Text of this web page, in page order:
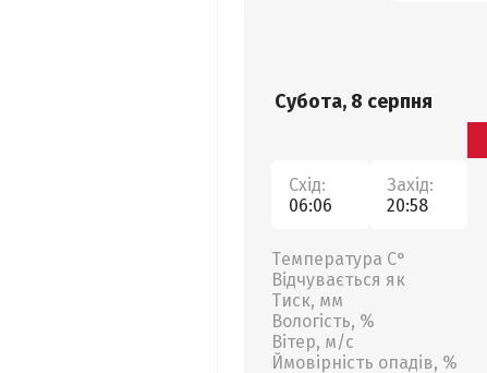
Субота, 8 серпня
Схід:
06:06
Захід:
20:58
Температура С°
Відчувається як
Тиск, мм
Вологість, %
Вітер, м/с
Ймовірність опадів, %